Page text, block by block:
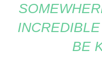
BE